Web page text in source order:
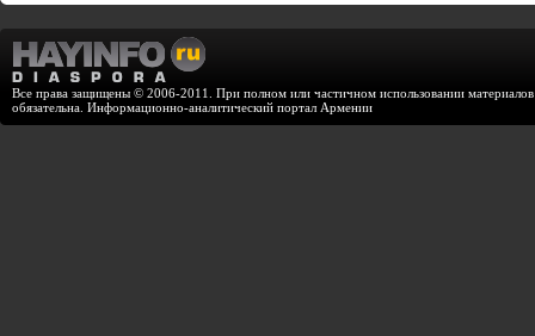
Все права защищены © 2006-2011. При полном или частичном использовании
обязательна. Информационно-аналитический портал Армении